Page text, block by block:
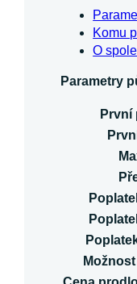
Komu
O
Parametry
První